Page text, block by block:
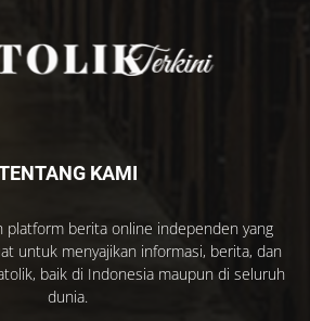
KAMI
platform berita online independen yang
untuk menyajikan informasi, berita, dan
baik di Indonesia maupun di seluruh
dunia.